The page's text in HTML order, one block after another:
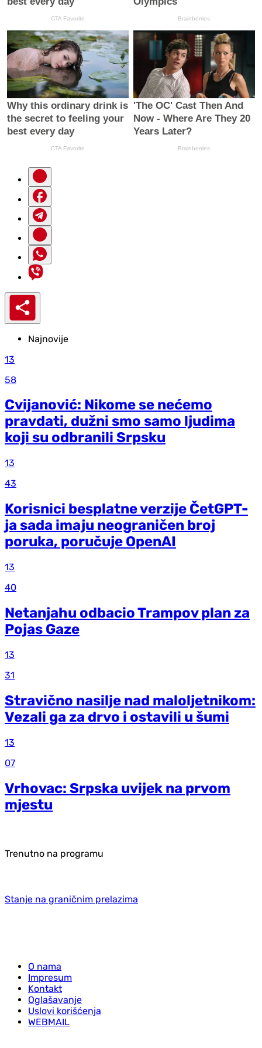
Najnovije
13
58
Cvijanović: Nikome se nećemo
pravdati, dužni smo samo ljudima
koji su odbranili Srpsku
13
43
Korisnici besplatne verzije ČetGPT-
ja sada imaju neograničen broj
poruka, poručuje OpenAI
13
40
Netanjahu odbacio Trampov plan za
Pojas Gaze
13
31
Stravično nasilje nad maloljetnikom:
Vezali ga za drvo i ostavili u šumi
13
07
Vrhovac: Srpska uvijek na prvom
mjestu
Trenutno na programu
Stanje na graničnim prelazima
O nama
Impresum
Kontakt
Oglašavanje
Uslovi korišćenja
WEBMAIL